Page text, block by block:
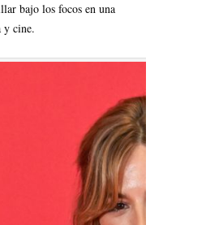
bajo los focos en una
y cine.